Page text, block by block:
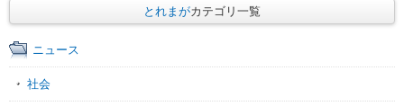
とれまがカテゴリ一覧
ニュース
社会